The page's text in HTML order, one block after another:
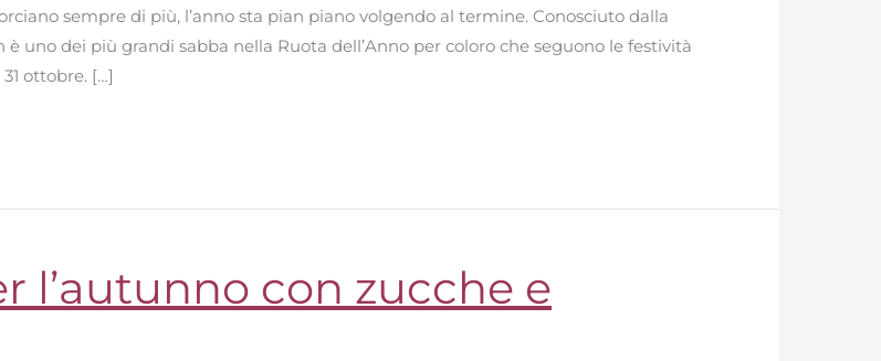
sempre di più, l’anno sta pian piano volgendo al termine. Conosciuto dalla
uno dei più grandi sabba nella Ruota dell’Anno per coloro che seguono le festività
ottobre. […]
l’autunno con zucche e